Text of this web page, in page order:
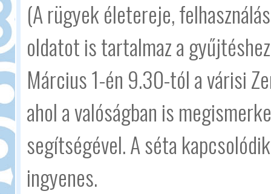
(A rügyek életereje,
oldatot is tartalmaz a
Március 1-én 9.30-tól a várisi
ahol a valóságban is
segítségével. A séta
ingyenes.